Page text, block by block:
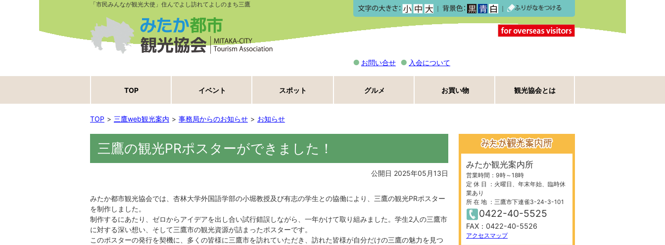
「市民みんなが観光大使」住んでよし訪れてよしのまち三鷹
｜ ｜
お問い合せ 入会について
TOP イベント スポット グルメ お買い物 観光協会とは
TOP 三鷹web観光案内 事務局からのお知らせ お知らせ
三鷹の観光PRポスターができました！
公開日 2025年05月13日
みたか都市観光協会では、杏林大学外国語学部の小堀教授及び有志の学生との協働により、三鷹の観光PRポスター
を制作しました。
制作するにあたり、ゼロからアイデアを出し合い試行錯誤しながら、一年かけて取り組みました。学生2人の三鷹市
に対する深い想い、そして三鷹市の観光資源が詰まったポスターです。
このポスターの発行を契機に、多くの皆様に三鷹市を訪れていただき、訪れた皆様が自分だけの三鷹の魅力を見つ
みたか観光案内所
営業時間：9時～18時
定 休 日 ：火曜日、年末年始、臨時休
業あり
所 在 地 ：三鷹市下連雀3-24-3-101
0422-40-5525
FAX：0422-40-5526
アクセスマップ